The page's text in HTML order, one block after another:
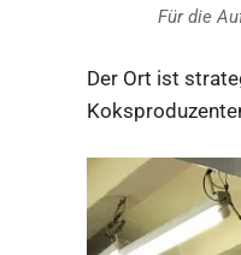
Für die
Der Ort ist